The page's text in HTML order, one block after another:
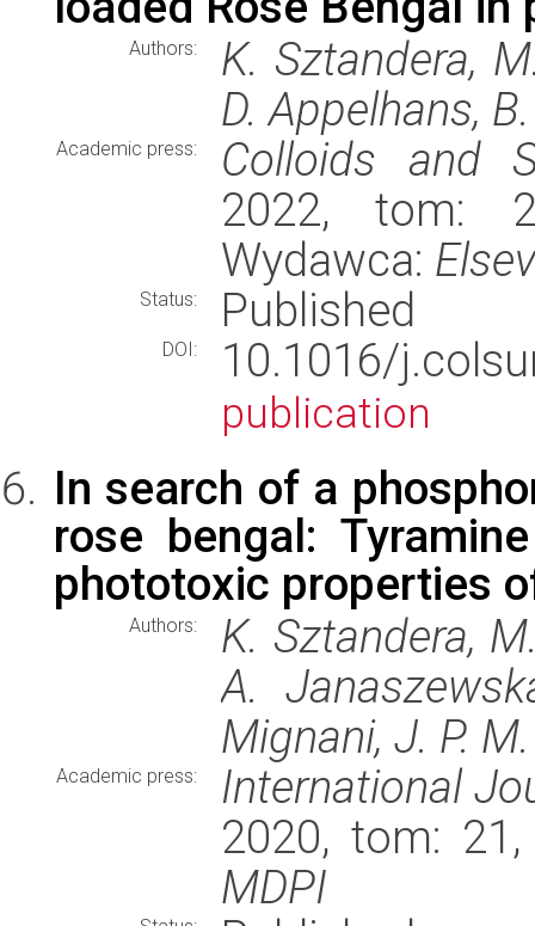
Authors:
K. Sztandera,
D. Appelhans,
Academic press:
Colloids and
2022, tom:
Wydawca:
Status: Published
DOI: 10.1016/
publication
In search of a
rose bengal:
phototoxic properties
Authors:
K. Sztandera,
A.
Mignani, J. P.
Academic press:
International
2020, tom:
MDPI